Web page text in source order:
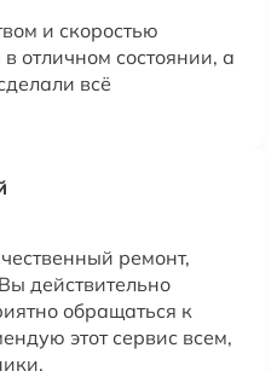
и скоростью
отличном состоянии, а
всё
ремонт,
действительно
обращаться к
этот сервис всем,